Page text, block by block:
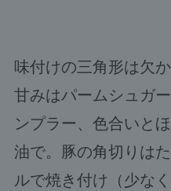
味付けの三角形は欠
甘みはパームシュガ
ンプラー、色合いと
油で。豚の角切りは
ルで焼き付け（少な